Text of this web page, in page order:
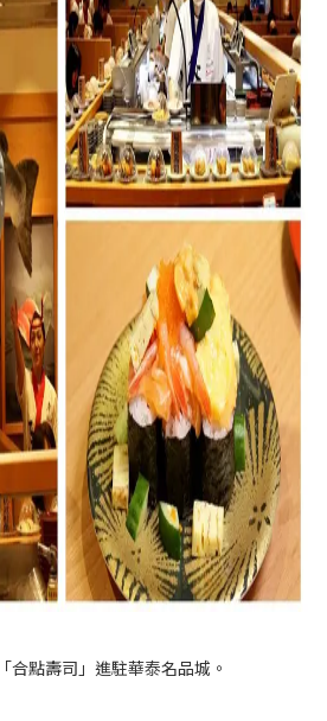
點壽司」進駐華泰名品城。